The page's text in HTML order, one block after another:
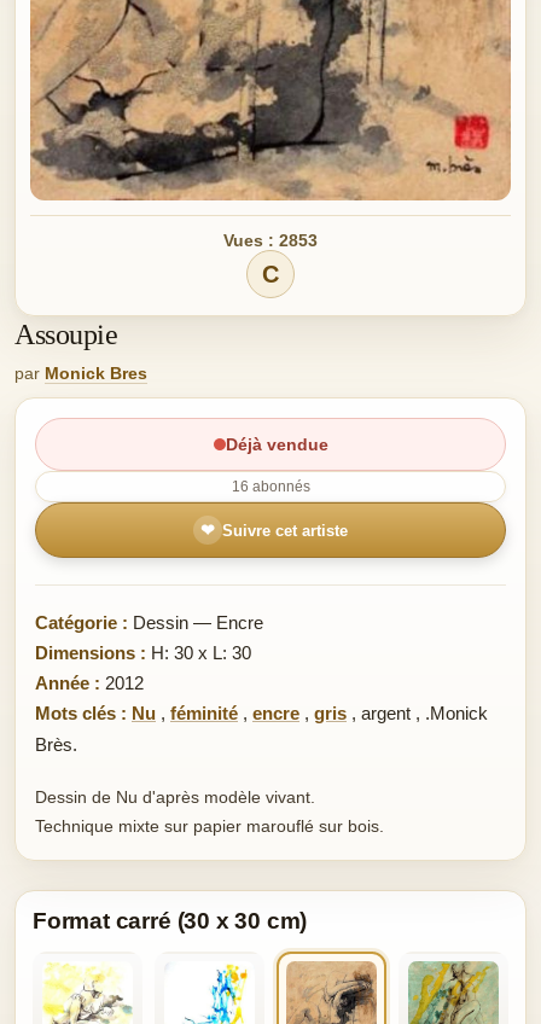
Vues : 2853
C
Assoupie
par Monick Bres
Déjà vendue
16 abonnés
❤ Suivre cet artiste
Catégorie : Dessin — Encre
Dimensions : H: 30 x L: 30
Année : 2012
Mots clés : Nu , féminité , encre , gris , argent , .Monick
Brès.
Dessin de Nu d'après modèle vivant.
Technique mixte sur papier marouflé sur bois.
Format carré (30 x 30 cm)